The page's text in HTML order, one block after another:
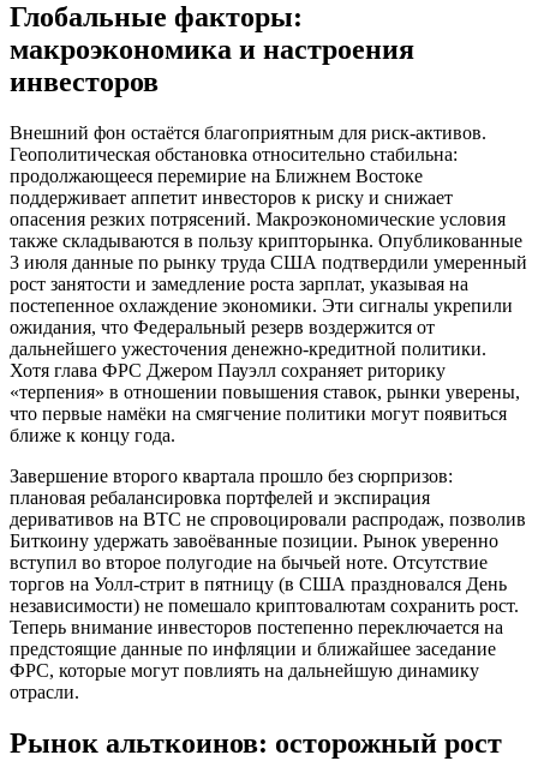
Глобальные факторы:
макроэкономика и настроения
инвесторов
Внешний фон остаётся благоприятным для риск-активов.
Геополитическая обстановка относительно стабильна:
продолжающееся перемирие на Ближнем Востоке
поддерживает аппетит инвесторов к риску и снижает
опасения резких потрясений. Макроэкономические условия
также складываются в пользу крипторынка. Опубликованные
3 июля данные по рынку труда США подтвердили умеренный
рост занятости и замедление роста зарплат, указывая на
постепенное охлаждение экономики. Эти сигналы укрепили
ожидания, что Федеральный резерв воздержится от
дальнейшего ужесточения денежно-кредитной политики.
Хотя глава ФРС Джером Пауэлл сохраняет риторику
«терпения» в отношении повышения ставок, рынки уверены,
что первые намёки на смягчение политики могут появиться
ближе к концу года.
Завершение второго квартала прошло без сюрпризов:
плановая ребалансировка портфелей и экспирация
деривативов на BTC не спровоцировали распродаж, позволив
Биткоину удержать завоёванные позиции. Рынок уверенно
вступил во второе полугодие на бычьей ноте. Отсутствие
торгов на Уолл-стрит в пятницу (в США праздновался День
независимости) не помешало криптовалютам сохранить рост.
Теперь внимание инвесторов постепенно переключается на
предстоящие данные по инфляции и ближайшее заседание
ФРС, которые могут повлиять на дальнейшую динамику
отрасли.
Рынок альткоинов: осторожный рост